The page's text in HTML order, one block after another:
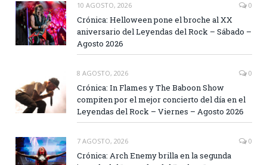
10 AGOSTO, 2026 0
Crónica: Helloween pone el broche al XX
aniversario del Leyendas del Rock – Sábado –
Agosto 2026
8 AGOSTO, 2026 0
Crónica: In Flames y The Baboon Show
compiten por el mejor concierto del día en el
Leyendas del Rock – Viernes – Agosto 2026
7 AGOSTO, 2026 0
Crónica: Arch Enemy brilla en la segunda